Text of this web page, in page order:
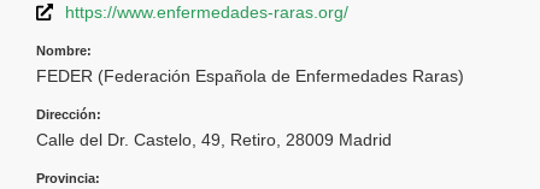
https://www.enfermedades-raras.org/
Nombre:
FEDER (Federación Española de Enfermedades Raras)
Dirección:
Calle del Dr. Castelo, 49, Retiro, 28009 Madrid
Provincia: